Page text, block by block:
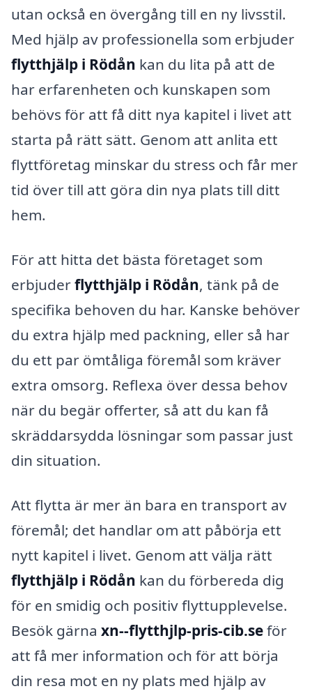
utan också en övergång till en ny livsstil.
Med hjälp av professionella som erbjuder
flytthjälp i Rödån kan du lita på att de
har erfarenheten och kunskapen som
behövs för att få ditt nya kapitel i livet att
starta på rätt sätt. Genom att anlita ett
flyttföretag minskar du stress och får mer
tid över till att göra din nya plats till ditt
hem.
För att hitta det bästa företaget som
erbjuderflytthjälp i Rödån, tänk på de
specifika behoven du har. Kanske behöver
du extra hjälp med packning, eller så har
du ett par ömtåliga föremål som kräver
extra omsorg. Reflexa över dessa behov
när du begär offerter, så att du kan få
skräddarsydda lösningar som passar just
din situation.
Att flytta är mer än bara en transport av
föremål; det handlar om att påbörja ett
nytt kapitel i livet. Genom att välja rätt
flytthjälp i Rödån kan du förbereda dig
för en smidig och positiv flyttupplevelse.
Besök gärna xn--flytthjlp-pris-cib.seför
att få mer information och för att börja
din resa mot en ny plats med hjälp av